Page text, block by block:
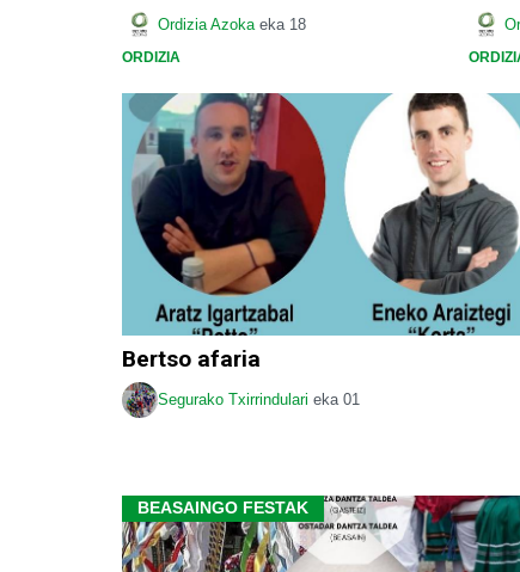
Ordizia Azoka eka 18
ORDIZIA
Bertso afaria
Segurako Txirrindulari eka 01
BEASAINGO FESTAK